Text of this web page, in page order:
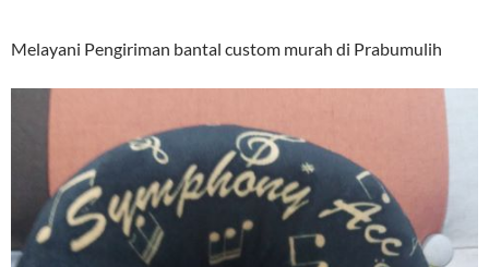
Melayani Pengiriman bantal custom murah di Prabumulih